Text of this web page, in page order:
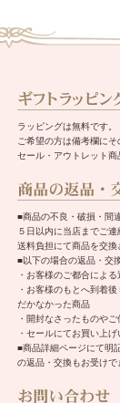
ラッピングは無料です。
ご希望の方は備考欄にそ
セール・アウトレット商
■商品の不良・破損・間
５日以内に当店までご
送料負担にて商品を交換
■以下の場合の返品・交
・お客様のご都合によ
・お客様のもとへ到着
だかなかった商品
・開封なさったものや
・セールにてお買い上
■商品詳細ページにて明
の返品・交換もお受けで